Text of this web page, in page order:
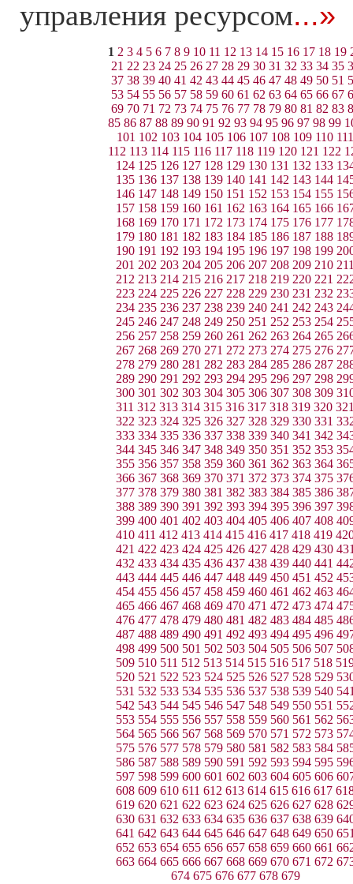
управления ресурсом...»
1 2 3 4 5 6 7 8 9 10 11 12 13 14 15 16 17 18 19
21 22 23 24 25 26 27 28 29 30 31 32 33 34 35
37 38 39 40 41 42 43 44 45 46 47 48 49 50 51
53 54 55 56 57 58 59 60 61 62 63 64 65 66 67
69 70 71 72 73 74 75 76 77 78 79 80 81 82 83
85 86 87 88 89 90 91 92 93 94 95 96 97 98 99
101 102 103 104 105 106 107 108 109 110 111
112 113 114 115 116 117 118 119 120 121 122
124 125 126 127 128 129 130 131 132 133
135 136 137 138 139 140 141 142 143 144
146 147 148 149 150 151 152 153 154 155
157 158 159 160 161 162 163 164 165 166
168 169 170 171 172 173 174 175 176 177
179 180 181 182 183 184 185 186 187 188
190 191 192 193 194 195 196 197 198 199
201 202 203 204 205 206 207 208 209 210
212 213 214 215 216 217 218 219 220 221
223 224 225 226 227 228 229 230 231 232
234 235 236 237 238 239 240 241 242 243
245 246 247 248 249 250 251 252 253 254
256 257 258 259 260 261 262 263 264 265
267 268 269 270 271 272 273 274 275 276
278 279 280 281 282 283 284 285 286 287
289 290 291 292 293 294 295 296 297 298
300 301 302 303 304 305 306 307 308 309
311 312 313 314 315 316 317 318 319 320
322 323 324 325 326 327 328 329 330 331
333 334 335 336 337 338 339 340 341 342
344 345 346 347 348 349 350 351 352 353
355 356 357 358 359 360 361 362 363 364
366 367 368 369 370 371 372 373 374 375
377 378 379 380 381 382 383 384 385 386
388 389 390 391 392 393 394 395 396 397
399 400 401 402 403 404 405 406 407 408
410 411 412 413 414 415 416 417 418 419
421 422 423 424 425 426 427 428 429 430
432 433 434 435 436 437 438 439 440 441
443 444 445 446 447 448 449 450 451 452
454 455 456 457 458 459 460 461 462 463
465 466 467 468 469 470 471 472 473 474
476 477 478 479 480 481 482 483 484 485
487 488 489 490 491 492 493 494 495 496
498 499 500 501 502 503 504 505 506 507
509 510 511 512 513 514 515 516 517 518
520 521 522 523 524 525 526 527 528 529
531 532 533 534 535 536 537 538 539 540
542 543 544 545 546 547 548 549 550 551
553 554 555 556 557 558 559 560 561 562
564 565 566 567 568 569 570 571 572 573
575 576 577 578 579 580 581 582 583 584
586 587 588 589 590 591 592 593 594 595
597 598 599 600 601 602 603 604 605 606
608 609 610 611 612 613 614 615 616 617
619 620 621 622 623 624 625 626 627 628
630 631 632 633 634 635 636 637 638 639
641 642 643 644 645 646 647 648 649 650
652 653 654 655 656 657 658 659 660 661
663 664 665 666 667 668 669 670 671 672
674 675 676 677 678 679